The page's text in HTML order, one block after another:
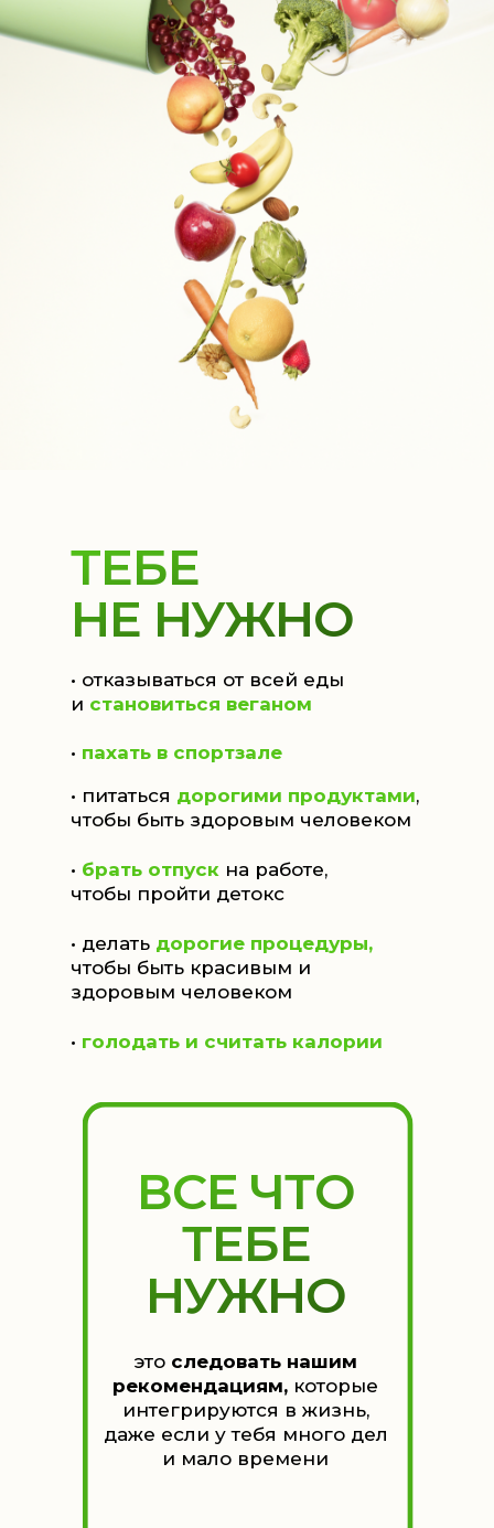
ТЕБЕ
НЕ НУЖНО
• отказываться от всей еды
и становиться веганом
• питаться дорогими продуктами,
чтобы быть здоровым человеком
• брать отпуск на работе,
чтобы пройти детокс
• делать дорогие процедуры,
чтобы быть красивым и
здоровым человеком
• голодать и считать калории
• пахать в спортзале
ВСЕ ЧТО
ТЕБЕ
НУЖНО
это следовать нашим
рекомендациям, которые
интегрируются в жизнь,
даже если у тебя много дел
и мало времени